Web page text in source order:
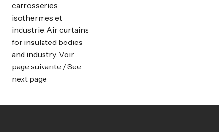
carrosseries
isothermes et
industrie. Air curtains
for insulated bodies
and industry. Voir
page suivante / See
next page